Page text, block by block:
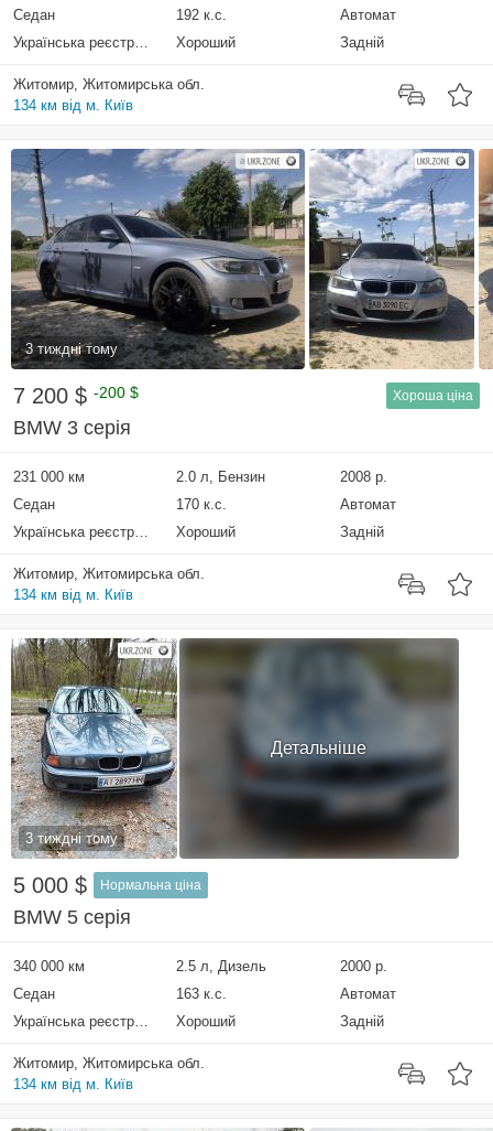
Седан
192 к.с.
Автомат
Українська реєстрація
Хороший Задній
Житомир, Житомирська обл.
134 км від м. Київ
3 тиждні тому
7 200 $ -200 $ Хороша ціна
BMW 3 серія
231 000 км 2.0 л, Бензин
2008 р.
Седан
170 к.с.
Автомат
Українська реєстрація
Хороший Задній
Житомир, Житомирська обл.
134 км від м. Київ
3 тиждні тому
Детальніше
5 000 $ Нормальна ціна
BMW 5 серія
340 000 км 2.5 л, Дизель
2000 р.
Седан
163 к.с.
Автомат
Українська реєстрація
Хороший Задній
Житомир, Житомирська обл.
134 км від м. Київ